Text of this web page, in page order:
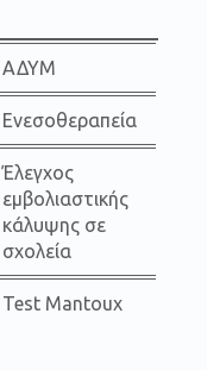
ΑΔΥΜ
Ενεσοθεραπεία
Έλεγχος
εμβολιαστικής
κάλυψης σε
σχολεία
Test Mantoux